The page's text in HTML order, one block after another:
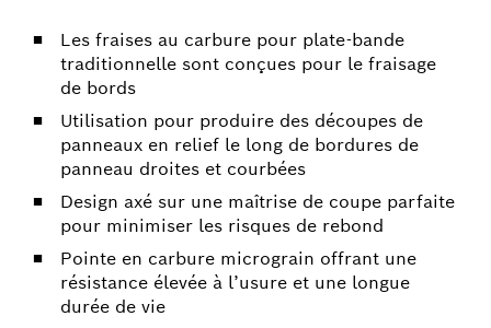
Les fraises au carbure pour plate-bande
traditionnelle sont conçues pour le fraisage
de bords
Utilisation pour produire des découpes de
panneaux en relief le long de bordures de
panneau droites et courbées
Design axé sur une maîtrise de coupe parfaite
pour minimiser les risques de rebond
Pointe en carbure micrograin offrant une
résistance élevée à l’usure et une longue
durée de vie